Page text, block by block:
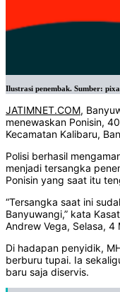
Ilustrasi penembak. Sumber:
JATIMNET.COM,
menewaskan Ponisin,
Kecamatan Kalibaru,
Polisi berhasil
menjadi tersangka
Ponisin yang saat itu
“Tersangka saat ini
Banyuwangi,” kata
Andrew Vega, Selasa, 4
Di hadapan penyidik,
berburu tupai. Ia
baru saja diservis.